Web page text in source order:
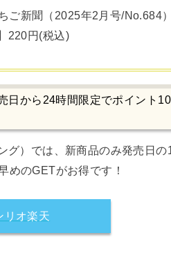
ご新聞（2025年2月号/No.684
220円(税込)
日から24時間限定でポイント
グ）では、新商品のみ発売日
めのGETがお得です！
リオ楽天